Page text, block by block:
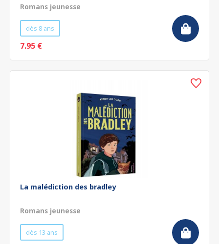
Romans jeunesse
dès 8 ans
7.95 €
La malédiction des bradley
Romans jeunesse
dès 13 ans